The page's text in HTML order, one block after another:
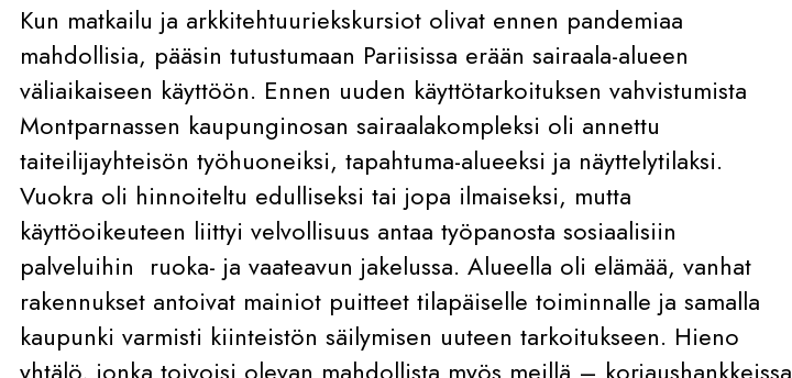
Kun matkailu ja arkkitehtuuriekskursiot olivat ennen pandemiaa
mahdollisia, pääsin tutustumaan Pariisissa erään sairaala-alueen
väliaikaiseen käyttöön. Ennen uuden käyttötarkoituksen vahvistumista
Montparnassen kaupunginosan sairaalakompleksi oli annettu
taiteilijayhteisön työhuoneiksi, tapahtuma-alueeksi ja näyttelytilaksi.
Vuokra oli hinnoiteltu edulliseksi tai jopa ilmaiseksi, mutta
käyttöoikeuteen liittyi velvollisuus antaa työpanosta sosiaalisiin
palveluihin ruoka- ja vaateavun jakelussa. Alueella oli elämää, vanhat
rakennukset antoivat mainiot puitteet tilapäiselle toiminnalle ja samalla
kaupunki varmisti kiinteistön säilymisen uuteen tarkoitukseen. Hieno